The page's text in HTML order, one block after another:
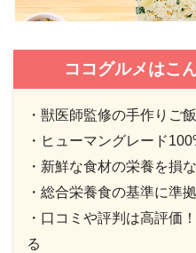
ココグルメはこ
・獣医師監修の手作りご飯
・ヒューマングレード
・新鮮な食材の栄養を損
・総合栄養食の基準に準
・口コミや評判は高評価
る